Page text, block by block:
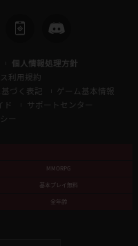
個人情報処理方針
利用規約
づく表記
ゲーム基本情報
ド
サポートセンター
ー
MMORPG
基本プレイ無料
全年齢